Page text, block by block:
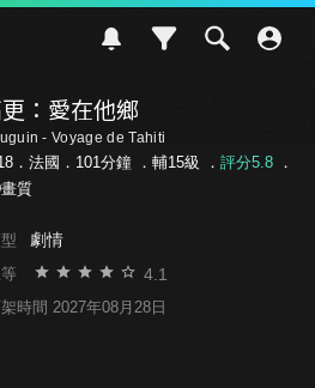
：愛在他鄉
- Voyage de Tahiti
．法國．101分鐘 ． 輔15級 ． 評分5.8．
畫質
劇情
4.1
時間 2027年08月28日